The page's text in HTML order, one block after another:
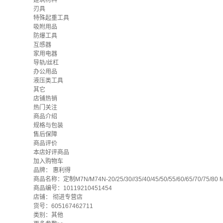
刃具
特殊起重工具
吸附用品
防爆工具
互感器
家用电器
导轨/丝杠
办公用品
液压类工具
其它
店铺热销
热门关注
商品介绍
规格与包装
售后保障
商品评价
本店好评商品
加入购物车
品牌： 惠利得
商品名称：定制M7N/M74N-20/25/30//35/40/45/50/55/60/65/70/75/80
商品编号：10119210451454
店铺： 彻进专营店
货号：605167462711
类别：其他